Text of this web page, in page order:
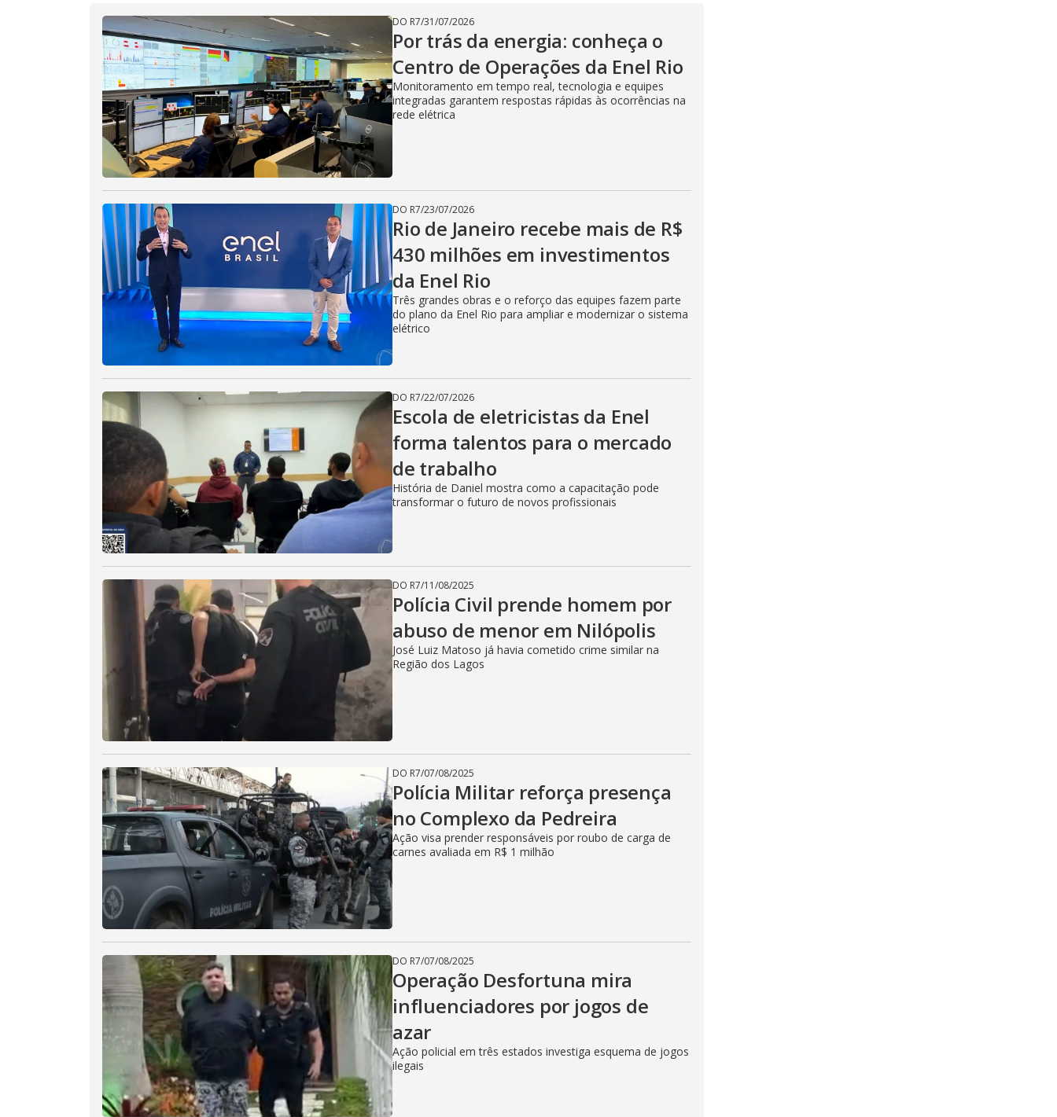
V
i
d
e
o
DO R7/31/07/2026
Por trás da energia: conheça o
Centro de Operações da Enel Rio
Monitoramento em tempo real, tecnologia e equipes
integradas garantem respostas rápidas às ocorrências na
rede elétrica
DO R7/23/07/2026
Rio de Janeiro recebe mais de R$
430 milhões em investimentos
da Enel Rio
Três grandes obras e o reforço das equipes fazem parte
do plano da Enel Rio para ampliar e modernizar o sistema
elétrico
DO R7/22/07/2026
Escola de eletricistas da Enel
forma talentos para o mercado
de trabalho
História de Daniel mostra como a capacitação pode
transformar o futuro de novos profissionais
DO R7/11/08/2025
Polícia Civil prende homem por
abuso de menor em Nilópolis
José Luiz Matoso já havia cometido crime similar na
Região dos Lagos
DO R7/07/08/2025
Polícia Militar reforça presença
no Complexo da Pedreira
Ação visa prender responsáveis por roubo de carga de
carnes avaliada em R$ 1 milhão
DO R7/07/08/2025
Operação Desfortuna mira
influenciadores por jogos de
azar
Ação policial em três estados investiga esquema de jogos
ilegais